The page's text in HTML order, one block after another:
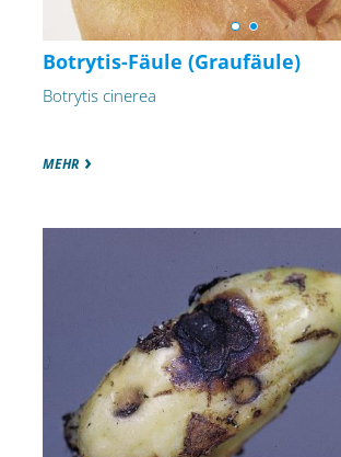
Botrytis-Fäule (Graufäule)
Botrytis cinerea
MEHR